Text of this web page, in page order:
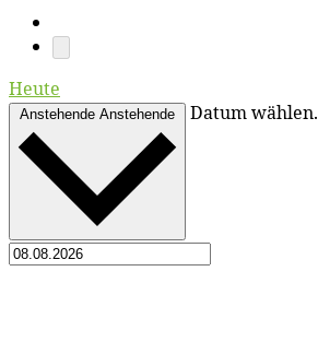
Heute
Anstehende Anstehende Datum wählen.